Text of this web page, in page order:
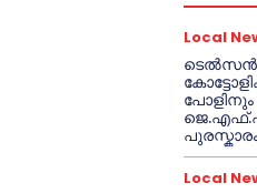
Local
ടെൽസൻ
പോളിനും
Local